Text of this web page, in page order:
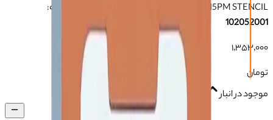
FIXST IC LCD 12PM/15PM STENCIL
شناسه:
102052001
۱٬۳۵۳٬۰۰۰
تومان
موجود در انبار